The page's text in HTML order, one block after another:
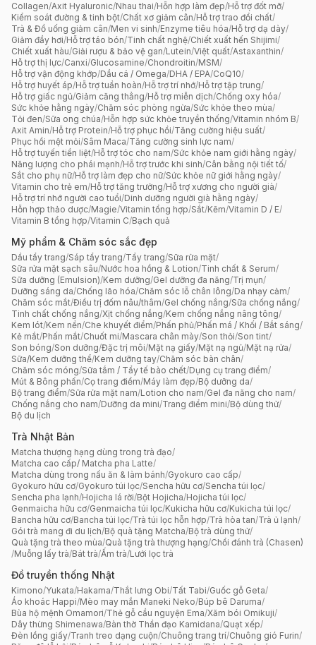
Collagen/Axit Hyaluronic/Nhau thai/Hỗn hợp làm đẹp/Hỗ trợ đốt mỡ/
Kiểm soát đường & tinh bột/Chất xơ giảm cân/Hỗ trợ trao đổi chất/
Trà & Đồ uống giảm cân/Men vi sinh/Enzyme tiêu hóa/Hỗ trợ dạ dày/
Giảm đầy hơi/Hỗ trợ táo bón/Tinh chất nghệ/Chiết xuất hến Shijimi/
Chiết xuất hàu/Giải rượu & bảo vệ gan/Lutein/Việt quất/Astaxanthin/
Hỗ trợ thị lực/Canxi/Glucosamine/Chondroitin/MSM/
Hỗ trợ vận động khớp/Dầu cá / Omega/DHA / EPA/CoQ10/
Hỗ trợ huyết áp/Hỗ trợ tuần hoàn/Hỗ trợ trí nhớ/Hỗ trợ tập trung/
Hỗ trợ giấc ngủ/Giảm căng thẳng/Hỗ trợ miễn dịch/Chống oxy hóa/
Sức khỏe hằng ngày/Chăm sóc phòng ngừa/Sức khỏe theo mùa/
Tỏi đen/Sữa ong chúa/Hỗn hợp sức khỏe truyền thống/Vitamin nhóm B/
Axit Amin/Hỗ trợ Protein/Hỗ trợ phục hồi/Tăng cường hiệu suất/
Phục hồi mệt mỏi/Sâm Maca/Tăng cường sinh lực nam/
Hỗ trợ tuyến tiền liệt/Hỗ trợ tóc cho nam/Sức khỏe nam giới hằng ngày/
Năng lượng cho phái mạnh/Hỗ trợ trước khi sinh/Cân bằng nội tiết tố/
Sắt cho phụ nữ/Hỗ trợ làm đẹp cho nữ/Sức khỏe nữ giới hằng ngày/
Vitamin cho trẻ em/Hỗ trợ tăng trưởng/Hỗ trợ xương cho người già/
Hỗ trợ trí nhớ người cao tuổi/Dinh dưỡng người già hằng ngày/
Hỗn hợp thảo dược/Magie/Vitamin tổng hợp/Sắt/Kẽm/Vitamin D / E/
Vitamin B tổng hợp/Vitamin C/Bạch quả
Mỹ phẩm & Chăm sóc sắc đẹp
Dầu tẩy trang/Sáp tẩy trang/Tẩy trang/Sữa rửa mặt/
Sữa rửa mặt sạch sâu/Nước hoa hồng & Lotion/Tinh chất & Serum/
Sữa dưỡng (Emulsion)/Kem dưỡng/Gel dưỡng đa năng/Trị mụn/
Dưỡng sáng da/Chống lão hóa/Chăm sóc lỗ chân lông/Da nhạy cảm/
Chăm sóc mắt/Điều trị đốm nâu/thâm/Gel chống nắng/Sữa chống nắng/
Tinh chất chống nắng/Xịt chống nắng/Kem chống nắng nâng tông/
Kem lót/Kem nền/Che khuyết điểm/Phấn phủ/Phấn má / Khối / Bắt sáng/
Kẻ mắt/Phấn mắt/Chuốt mi/Mascara chân mày/Son thỏi/Son tint/
Son bóng/Son dưỡng/Đặc trị môi/Mặt nạ giấy/Mặt nạ ngủ/Mặt nạ rửa/
Sữa/Kem dưỡng thể/Kem dưỡng tay/Chăm sóc bàn chân/
Chăm sóc móng/Sữa tắm / Tẩy tế bào chết/Dụng cụ trang điểm/
Mút & Bông phấn/Cọ trang điểm/Máy làm đẹp/Bộ dưỡng da/
Bộ trang điểm/Sữa rửa mặt nam/Lotion cho nam/Gel đa năng cho nam/
Chống nắng cho nam/Dưỡng da mini/Trang điểm mini/Bộ dùng thử/
Bộ du lịch
Trà Nhật Bản
Matcha thượng hạng dùng trong trà đạo/
Matcha cao cấp/ Matcha pha Latte/
Matcha dùng trong nấu ăn & làm bánh/Gyokuro cao cấp/
Gyokuro hữu cơ/Gyokuro túi lọc/Sencha hữu cơ/Sencha túi lọc/
Sencha pha lạnh/Hojicha lá rời/Bột Hojicha/Hojicha túi lọc/
Genmaicha hữu cơ/Genmaicha túi lọc/Kukicha hữu cơ/Kukicha túi lọc/
Bancha hữu cơ/Bancha túi lọc/Trà túi lọc hỗn hợp/Trà hòa tan/Trà ủ lạnh/
Gói trà mang đi du lịch/Bộ quà tặng Matcha/Bộ trà dùng thử/
Quà tặng trà theo mùa/Quà tặng trà thượng hạng/Chổi đánh trà (Chasen)
/Muỗng lấy trà/Bát trà/Ấm trà/Lưới lọc trà
Đồ truyền thống Nhật
Kimono/Yukata/Hakama/Thắt lưng Obi/Tất Tabi/Guốc gỗ Geta/
Áo khoác Happi/Mèo may mắn Maneki Neko/Búp bê Daruma/
Bùa hộ mệnh Omamori/Thẻ gỗ cầu nguyện Ema/Xăm bói Omikuji/
Dây thừng Shimenawa/Bàn thờ Thần đạo Kamidana/Quạt xếp/
Đèn lồng giấy/Tranh treo dạng cuộn/Chuông trang trí/Chuông gió Furin/